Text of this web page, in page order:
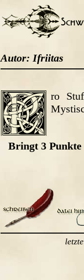
Autor: Ifriitas
ro
Bringt 3 Punkte